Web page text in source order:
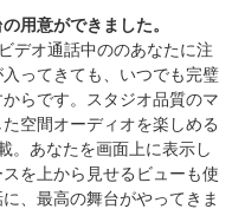
用意ができました。
デオ通話中ののあなたに注
ってきても、いつでも完璧
らです。スタジオ品質のマ
空間オーディオを楽しめる
。あなたを画面上に表示し
を上から見せるビューも使
、最高の舞台がやってきま